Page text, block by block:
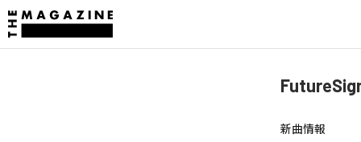
新曲情報